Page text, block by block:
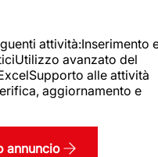
attività:Inserimento
avanzato del
alle attività
aggiornamento e
annuncio